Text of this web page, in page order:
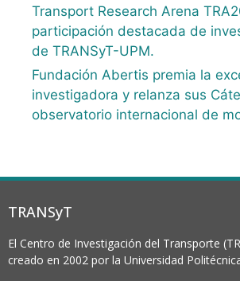
Transport Research Arena
participación destacada de
de TRANSyT-UPM.
Fundación Abertis premia la
investigadora y relanza sus
observatorio internacional de
TRANSyT
El Centro de Investigación del Transporte
creado en 2002 por la Universidad